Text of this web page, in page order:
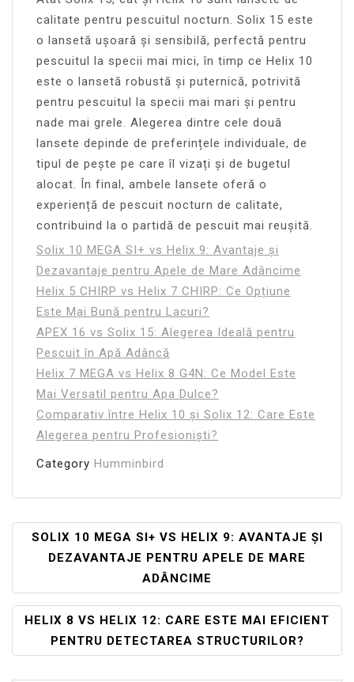
calitate pentru pescuitul nocturn. Solix 15 este
o lansetă ușoară și sensibilă, perfectă pentru
pescuitul la specii mai mici, în timp ce Helix 10
este o lansetă robustă și puternică, potrivită
pentru pescuitul la specii mai mari și pentru
nade mai grele. Alegerea dintre cele două
lansete depinde de preferințele individuale, de
tipul de pește pe care îl vizați și de bugetul
alocat. În final, ambele lansete oferă o
experiență de pescuit nocturn de calitate,
contribuind la o partidă de pescuit mai reușită.
Solix 10 MEGA SI+ vs Helix 9: Avantaje și
Dezavantaje pentru Apele de Mare Adâncime
Helix 5 CHIRP vs Helix 7 CHIRP: Ce Opțiune
Este Mai Bună pentru Lacuri?
APEX 16 vs Solix 15: Alegerea Ideală pentru
Pescuit în Apă Adâncă
Helix 7 MEGA vs Helix 8 G4N: Ce Model Este
Mai Versatil pentru Apa Dulce?
Comparativ între Helix 10 și Solix 12: Care Este
Alegerea pentru Profesioniști?
Category Humminbird
Navigare
Articole
SOLIX 10 MEGA SI+ VS HELIX 9: AVANTAJE ȘI
DEZAVANTAJE PENTRU APELE DE MARE
ADÂNCIME
HELIX 8 VS HELIX 12: CARE ESTE MAI EFICIENT
PENTRU DETECTAREA STRUCTURILOR?